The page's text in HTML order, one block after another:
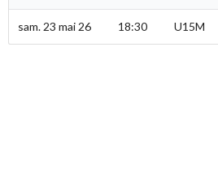
sam. 23 mai 26 18:30 U15M